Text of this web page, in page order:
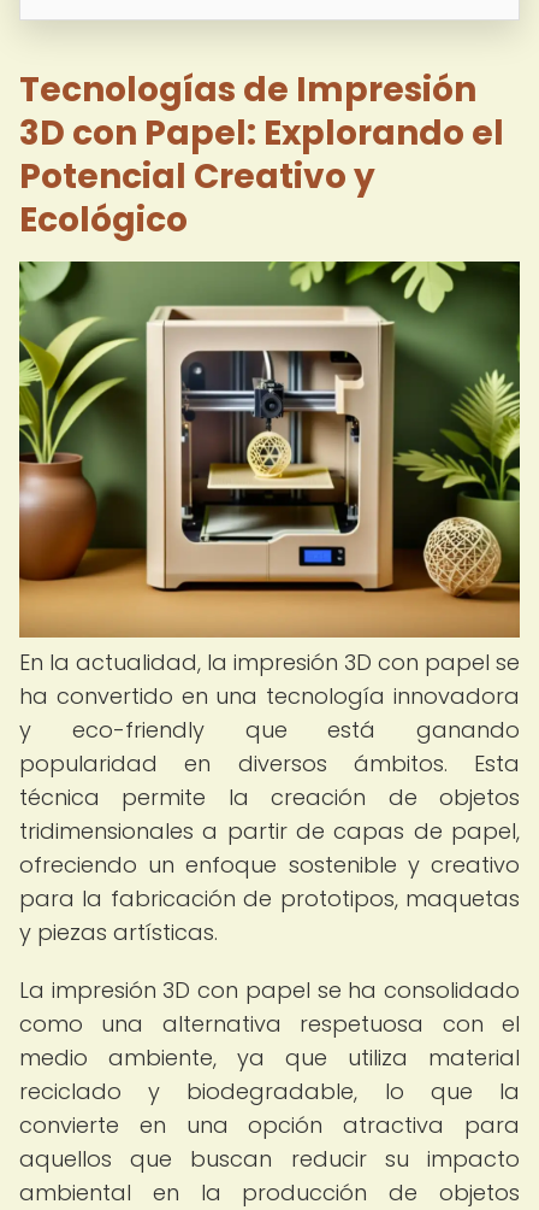
Tecnologías de Impresión
3D con Papel: Explorando el
Potencial Creativo y
Ecológico
En la actualidad, la impresión 3D con papel se
ha convertido en una tecnología innovadora
y eco-friendly que está ganando
popularidad en diversos ámbitos. Esta
técnica permite la creación de objetos
tridimensionales a partir de capas de papel,
ofreciendo un enfoque sostenible y creativo
para la fabricación de prototipos, maquetas
y piezas artísticas.
La impresión 3D con papel se ha consolidado
como una alternativa respetuosa con el
medio ambiente, ya que utiliza material
reciclado y biodegradable, lo que la
convierte en una opción atractiva para
aquellos que buscan reducir su impacto
ambiental en la producción de objetos